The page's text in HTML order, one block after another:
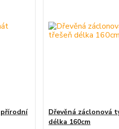
přírodní
Dřevěná záclonová
délka 160cm